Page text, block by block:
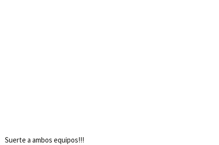
Suerte a ambos equipos!!!